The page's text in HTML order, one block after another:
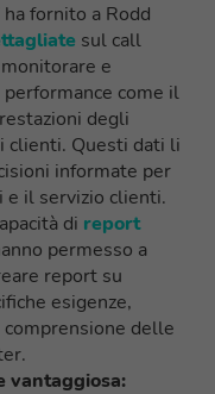
ha fornito a Rodd
sul call
e
come il
degli
clienti. Questi dati li
informate per
e il servizio clienti.
di report
permesso a
report su
esigenze,
delle
vantaggiosa: